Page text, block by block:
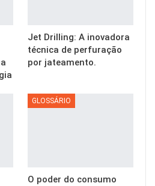
Jet Drilling: A inovadora
técnica de perfuração
por jateamento.
GLOSSÁRIO
O poder do consumo